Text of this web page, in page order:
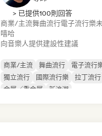
> 已提供100則回答
商業/主流舞曲流行電子流行樂
嘻哈
向音樂人提供建設性建議
商業/主流 舞曲流行
電子流行
獨立流行
國際流行樂
拉丁流行
金屬／重金屬
新浪潮